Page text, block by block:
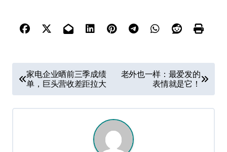
章
导
家电企业晒前三季成绩
单，巨头营收差距拉大
老外也一样：最爱发的
表情就是它！